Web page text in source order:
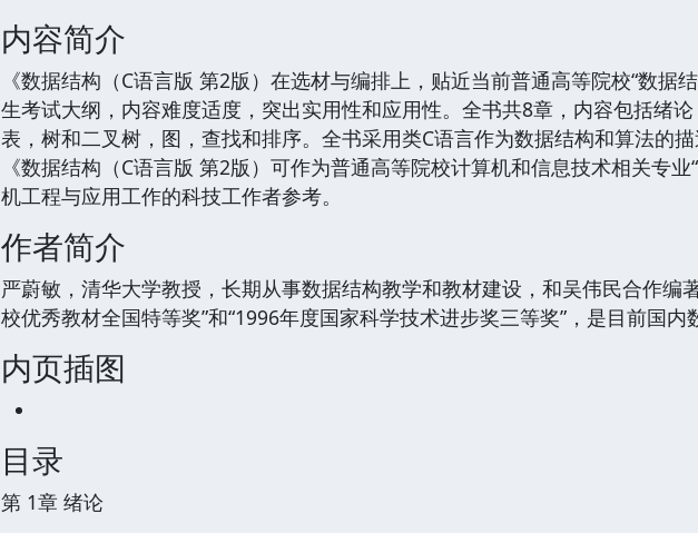
内容简介
《数据结构（C语言版 第2版）在选材与编排上，贴近当前普通高等院校“数据
生考试大纲，内容难度适度，突出实用性和应用性。全书共8章，内容包括绪
表，树和二叉树，图，查找和排序。全书采用类C语言作为数据结构和算法的
《数据结构（C语言版 第2版）可作为普通高等院校计算机和信息技术相关专
机工程与应用工作的科技工作者参考。
作者简介
严蔚敏，清华大学教授，长期从事数据结构教学和教材建设，和吴伟民合作编
校优秀教材全国特等奖”和“1996年度国家科学技术进步奖三等奖”，是目前国
内页插图
目录
第 1章 绪论